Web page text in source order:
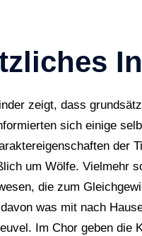
zeigt, dass
sich einige
der
um Wölfe. Vielmehr
die zum
was mit nach
Im Chor geben die